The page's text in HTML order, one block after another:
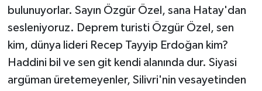
bulunuyorlar. Sayın Özgür Özel, sana Hatay'dan
sesleniyoruz. Deprem turisti Özgür Özel, sen
kim, dünya lideri Recep Tayyip Erdoğan kim?
Haddini bil ve sen git kendi alanında dur. Siyasi
argüman üretemeyenler, Silivri'nin vesayetinden